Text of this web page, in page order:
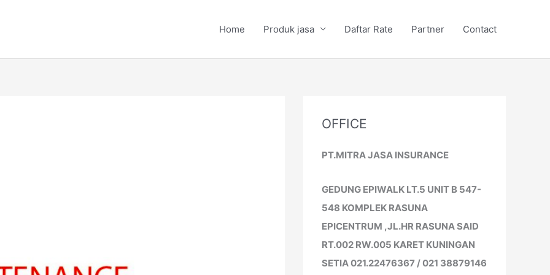
Home Produk jasa Daftar Rate Partner Contact
OFFICE
PT.MITRA JASA INSURANCE
GEDUNG EPIWALK LT.5 UNIT B 547-
548 KOMPLEK RASUNA
EPICENTRUM ,JL.HR RASUNA SAID
RT.002 RW.005 KARET KUNINGAN
SETIA 021.22476367 / 021 38879146